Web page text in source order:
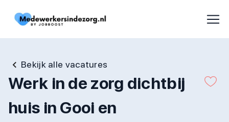
Bekijk alle vacatures
Werk in de zorg dichtbij
huis in Gooi en